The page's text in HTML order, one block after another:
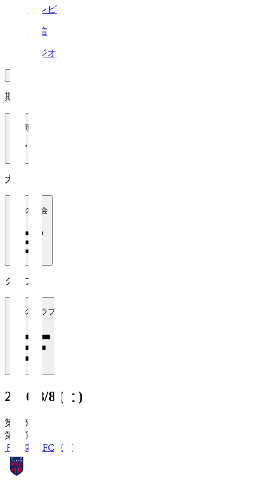
テレビ
配信
ラジオ
期間
1週間
大会
全ての大会
クラブ
全てのクラブ
2026/8/8 (土)
第1節
第1節
ＦＣ東京FC東京